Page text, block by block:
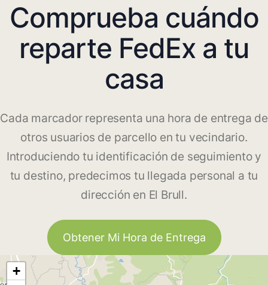
Comprueba cuándo
reparte FedEx a tu
casa
Cada marcador representa una hora de entrega de
otros usuarios de parcello en tu vecindario.
Introduciendo tu identificación de seguimiento y
tu destino, predecimos tu llegada personal a tu
dirección en El Brull.
Obtener Mi Hora de Entrega
+